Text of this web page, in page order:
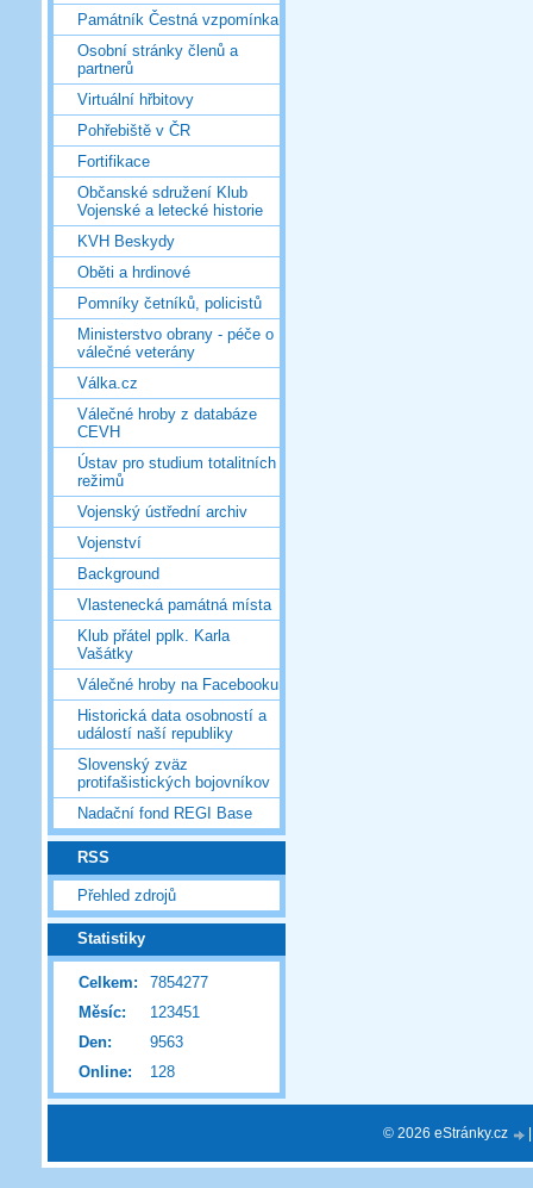
Památník Čestná vzpomínka
Osobní stránky členů a
partnerů
Virtuální hřbitovy
Pohřebiště v ČR
Fortifikace
Občanské sdružení Klub
Vojenské a letecké historie
KVH Beskydy
Oběti a hrdinové
Pomníky četníků, policistů
Ministerstvo obrany - péče o
válečné veterány
Válka.cz
Válečné hroby z databáze
CEVH
Ústav pro studium totalitních
režimů
Vojenský ústřední archiv
Vojenství
Background
Vlastenecká památná místa
Klub přátel pplk. Karla
Vašátky
Válečné hroby na Facebooku
Historická data osobností a
událostí naší republiky
Slovenský zväz
protifašistických bojovníkov
Nadační fond REGI Base
RSS
Přehled zdrojů
Statistiky
Online: 128
Celkem:
7854277
Měsíc:
123451
Den:
9563
© 2026 eStránky.cz